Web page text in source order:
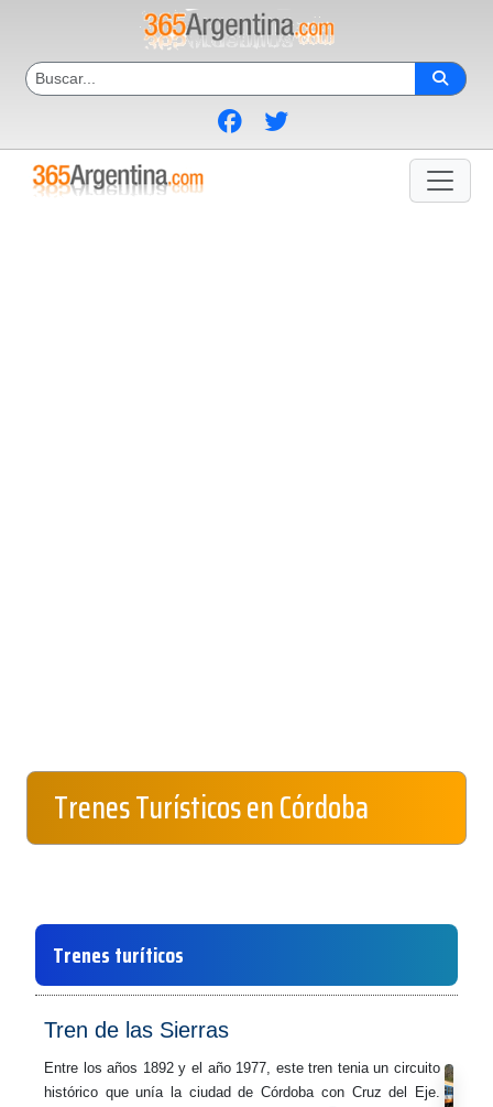
Trenes Turísticos en Córdoba
Trenes turíticos
Tren de las Sierras
Entre los años 1892 y el año 1977, este tren tenia un circuito
histórico que unía la ciudad de Córdoba con Cruz del Eje.